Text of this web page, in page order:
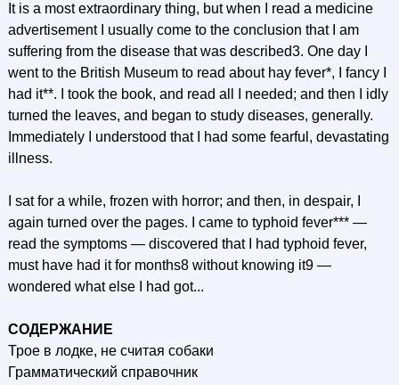
It is a most extraordinary thing, but when I read a medicine
advertisement I usually come to the conclusion that I am
suffering from the disease that was described3. One day I
went to the British Museum to read about hay fever*, I fancy I
had it**. I took the book, and read all I needed; and then I idly
turned the leaves, and began to study diseases, generally.
Immediately I understood that I had some fearful, devastating
illness.
I sat for a while, frozen with horror; and then, in despair, I
again turned over the pages. I came to typhoid fever*** —
read the symptoms — discovered that I had typhoid fever,
must have had it for months8 without knowing it9 —
wondered what else I had got...
СОДЕРЖАНИЕ
Трое в лодке, не считая собаки
Грамматический справочник